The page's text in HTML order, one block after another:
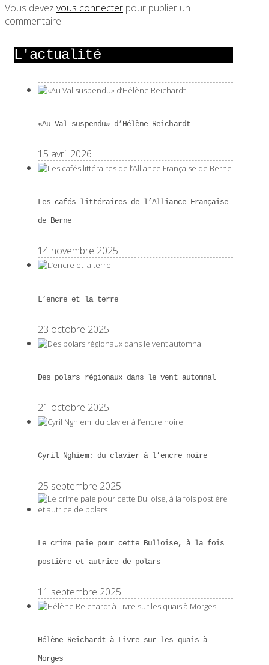
Vous devez vous connecter pour publier un
commentaire.
L'actualité
«Au Val suspendu» d’Hélène Reichardt
15 avril 2026
Les cafés littéraires de l’Alliance Française
de Berne
14 novembre 2025
L’encre et la terre
23 octobre 2025
Des polars régionaux dans le vent automnal
21 octobre 2025
Cyril Nghiem: du clavier à l’encre noire
25 septembre 2025
Le crime paie pour cette Bulloise, à la fois
postière et autrice de polars
11 septembre 2025
Hélène Reichardt à Livre sur les quais à
Morges